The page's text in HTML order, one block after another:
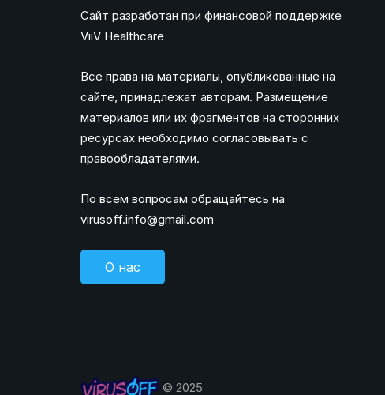
Сайт разработан при финансовой поддержке
ViiV Healthcare
Все права на материалы, опубликованные на
сайте, принадлежат авторам. Размещение
материалов или их фрагментов на сторонних
ресурсах необходимо согласовывать с
правообладателями.
По всем вопросам обращайтесь на
virusoff.info@gmail.com
О нас
© 2025